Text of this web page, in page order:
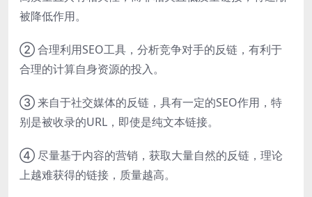
被降低作用。
② 合理利用SEO工具，分析竞争对手的反链，有利于
合理的计算自身资源的投入。
③ 来自于社交媒体的反链，具有一定的SEO作用，特
别是被收录的URL，即使是纯文本链接。
④ 尽量基于内容的营销，获取大量自然的反链，理论
上越难获得的链接，质量越高。